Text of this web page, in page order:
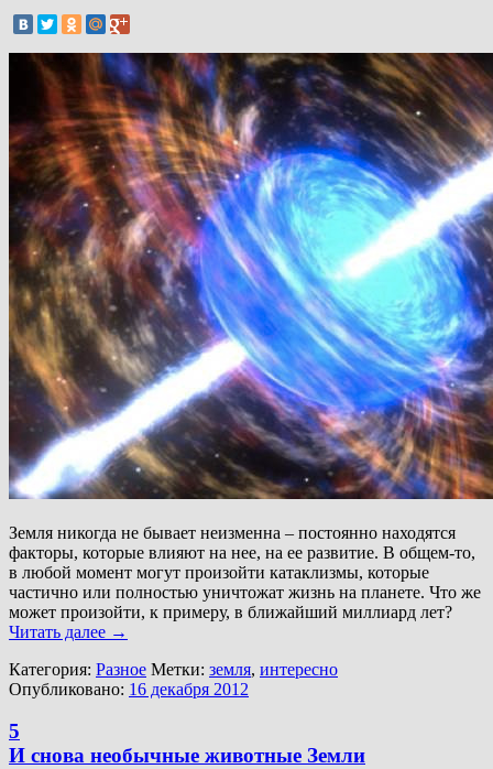
Земля никогда не бывает неизменна – постоянно находятся
факторы, которые влияют на нее, на ее развитие. В общем-то,
в любой момент могут произойти катаклизмы, которые
частично или полностью уничтожат жизнь на планете. Что же
может произойти, к примеру, в ближайший миллиард лет?
Читать далее →
Категория: Разное Метки: земля, интересно
Опубликовано: 16 декабря 2012
5
И снова необычные животные Земли